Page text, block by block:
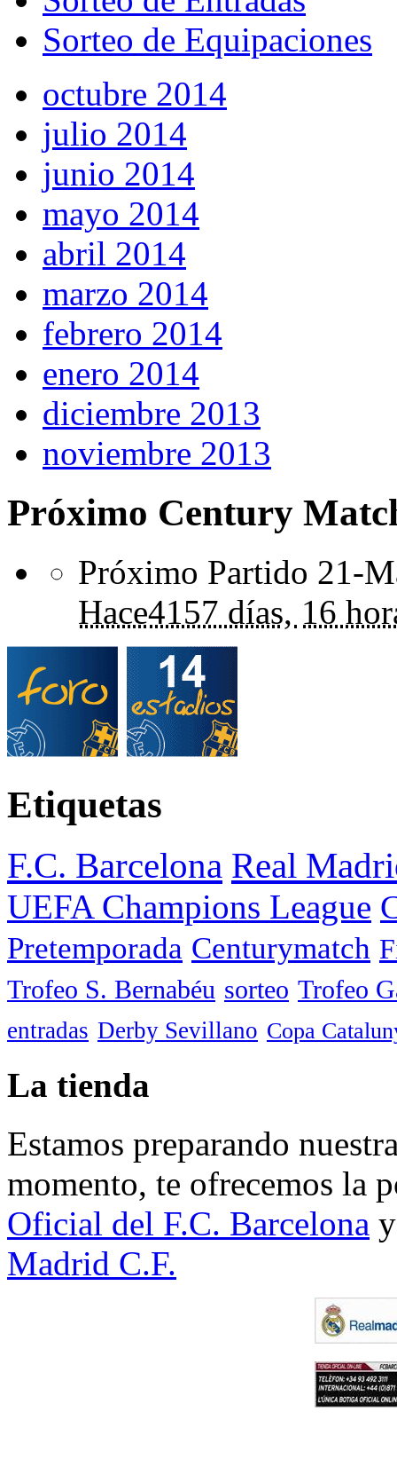
Sorteo de Equipaciones
octubre 2014
julio 2014
junio 2014
mayo 2014
abril 2014
marzo 2014
febrero 2014
enero 2014
diciembre 2013
noviembre 2013
Próximo Century
Próximo Partido 21-
Hace4157 días, 16
Etiquetas
F.C. Barcelona Real
UEFA Champions League
Pretemporada Centurymatch
Trofeo S. Bernabéu sorteo Trofeo
entradas Derby Sevillano Copa
La tienda
Estamos preparando
momento, te ofrecemos la
Oficial del F.C. Barcelona
Madrid C.F.